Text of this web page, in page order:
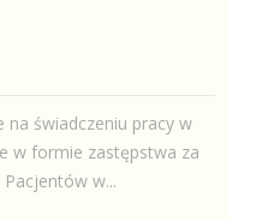
na świadczeniu pracy w
w formie zastępstwa za
w...